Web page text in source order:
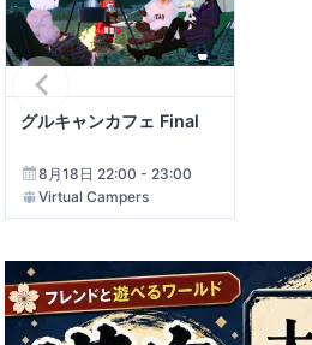
ちょいトレ・がち
20:30 - 21:30
ぶいトレ
20:45 - 21:45
VRCキャストリン
グルキャンカフェ Final
8月18日 22:00 - 23:00
Virtual Campers